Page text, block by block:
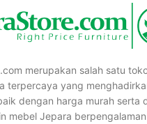
merupakan salah satu
terpercaya yang
dengan harga murah serta
mebel Jepara